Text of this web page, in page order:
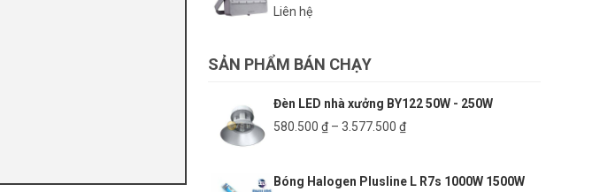
Liên hệ
SẢN PHẨM BÁN CHẠY
Đèn LED nhà xưởng BY122 50W - 250W
580.500 ₫ – 3.577.500 ₫Khoảng
580.500 ₫
Bóng Halogen Plusline L R7s 1000W 1500W